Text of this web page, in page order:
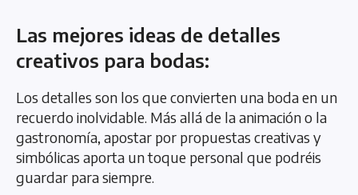
Las mejores ideas de detalles
creativos para bodas:
Los detalles son los que convierten una boda en un
recuerdo inolvidable. Más allá de la animación o la
gastronomía, apostar por propuestas creativas y
simbólicas aporta un toque personal que podréis
guardar para siempre.